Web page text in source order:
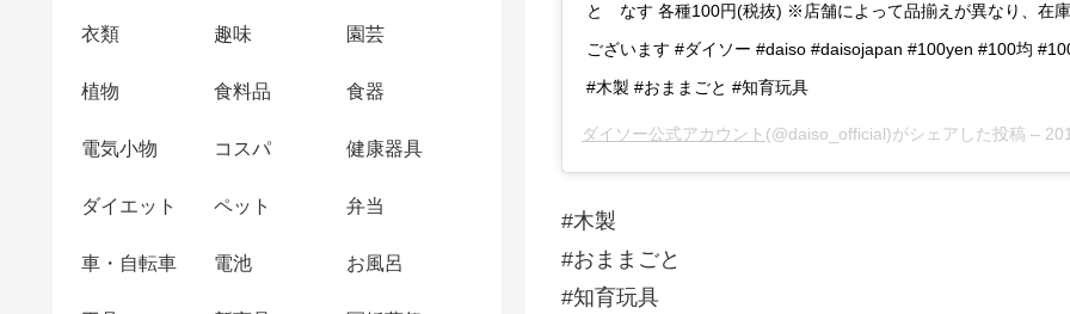
と なす 各種100円(税抜) ※店舗によって品揃えが異なり、在
ございます #ダイソー #daiso #daisojapan #100yen #100均
#木製 #おままごと #知育玩具
ダイソー公式アカウント (@daiso_official)がシェアした投稿 – 2019
#木製
#おままごと
#知育玩具
衣類 趣味 園芸
植物 食料品 食器
電気小物 コスパ 健康器具
ダイエット ペット 弁当
車・自転車 電池 お風呂